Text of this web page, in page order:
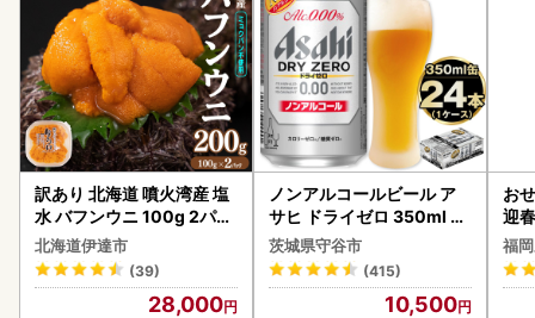
訳あり 北海道 噴火湾産 塩
水 バフンウニ 100g 2パッ
ク 計200g 《アフター保証
付き》うに ウニ 雲丹 海鮮
海の幸 魚介類 ウニ丼 お寿
司 濃厚 無添加 産地直送 お
北海道伊達市
(39)
28,000
ノンアルコールビール ア
サヒ ドライゼロ 350ml 24
本 ノンアル ビール asashi
守谷市
茨城県守谷市
(415)
10,500
お
迎
福